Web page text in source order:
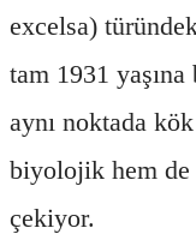
excelsa)
tam 1931
aynı noktada
biyolojik hem
çekiyor.